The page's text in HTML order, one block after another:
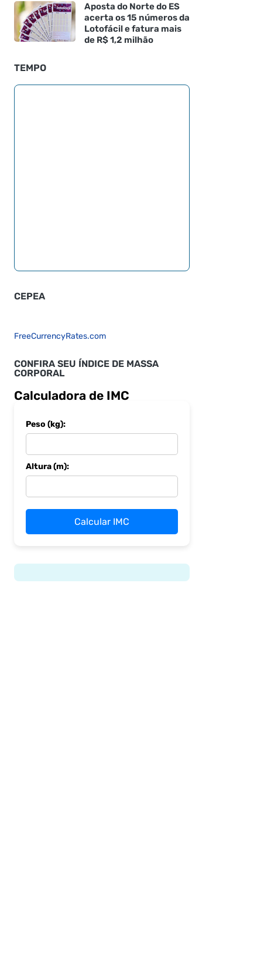
Aposta do Norte do ES
acerta os 15 números da
Lotofácil e fatura mais
de R$ 1,2 milhão
TEMPO
CEPEA
FreeCurrencyRates.com
CONFIRA SEU ÍNDICE DE MASSA
CORPORAL
Calculadora de IMC
Peso (kg):
Altura (m):
Calcular IMC